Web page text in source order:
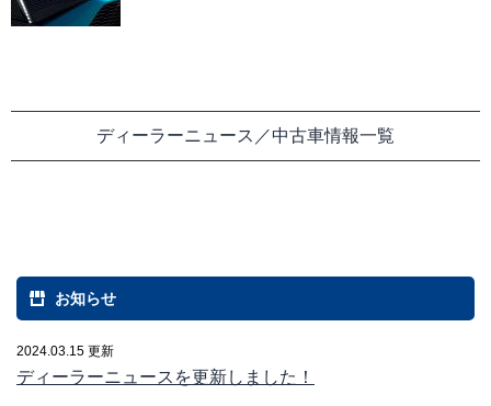
ディーラーニュース／中古車情報一覧
お知らせ
2024.03.15 更新
ディーラーニュースを更新しました！